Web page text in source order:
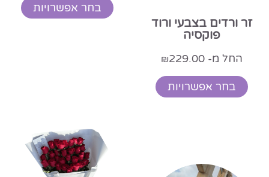
זר ורדים בצבעי ורוד
פוקסיה
החל מ- ₪229.00
בחר אפשרויות
בחר אפשרויות